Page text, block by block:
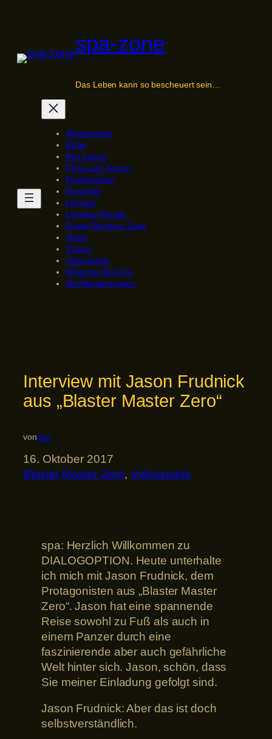
spa-zone
Das Leben kann so bescheuert sein…
Allgemeines
Bilder
Das Leben
Filme und Serien
Findspiration
Genürsel
Literatur
Literatur-Rituale
Power Rangers Zone
Texte
Videos
Videospiele
What the Mini-Fig
Veröffentlichungen
Interview mit Jason Frudnick
aus „Blaster Master Zero“
vonspa
16. Oktober 2017
Blaster Master Zero, Videospiele
spa: Herzlich Willkommen zu
DIALOGOPTION. Heute unterhalte
ich mich mit Jason Frudnick, dem
Protagonisten aus „Blaster Master
Zero“. Jason hat eine spannende
Reise sowohl zu Fuß als auch in
einem Panzer durch eine
faszinierende aber auch gefährliche
Welt hinter sich. Jason, schön, dass
Sie meiner Einladung gefolgt sind.
Jason Frudnick: Aber das ist doch
selbstverständlich.